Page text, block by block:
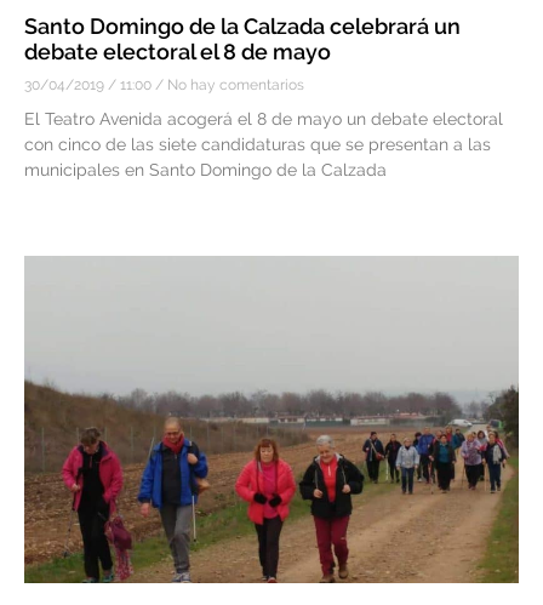
Santo Domingo de la Calzada celebrará un
debate electoral el 8 de mayo
30/04/2019 11:00 No hay comentarios
El Teatro Avenida acogerá el 8 de mayo un debate electoral
con cinco de las siete candidaturas que se presentan a las
municipales en Santo Domingo de la Calzada